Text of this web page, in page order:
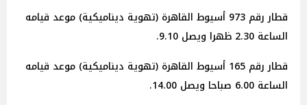
قطار رقم 973 أسيوط القاهرة (تهوية ديناميكية) موعد قيامه
الساعة 2.30 ظهرا ويصل 9.10.
قطار رقم 165 أسيوط القاهرة (تهوية ديناميكية) موعد قيامه
الساعة 6.00 صباحا ويصل 14.00.